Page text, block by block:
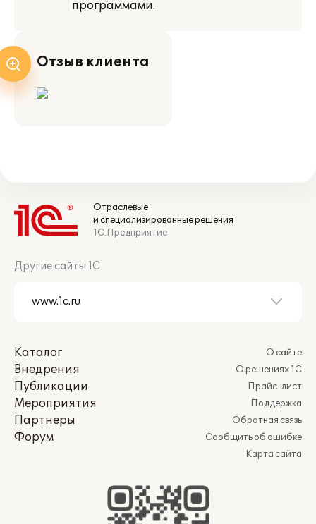
программами.
Отзыв клиента
Отраслевые
и специализированные решения
1С:Предприятие
Другие сайты 1С
Каталог
Внедрения
Публикации
Мероприятия
Партнеры
Форум
О сайте
О решениях 1С
Прайс-лист
Поддержка
Обратная связь
Сообщить об ошибке
Карта сайта